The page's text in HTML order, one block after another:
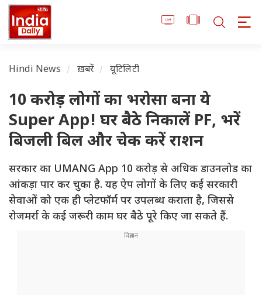
Hindi News ख़बरें यूटिलिटी
10 करोड़ लोगों का भरोसा बना ये
Super App! घर बैठे निकालें PF, भरें
बिजली बिल और चेक करें राशन
सरकार का UMANG App 10 करोड़ से अधिक डाउनलोड का
आंकड़ा पार कर चुका है. यह ऐप लोगों के लिए कई सरकारी
सेवाओं को एक ही प्लेटफॉर्म पर उपलब्ध कराता है, जिससे
रोजमर्रा के कई जरूरी काम घर बैठे पूरे किए जा सकते हैं.